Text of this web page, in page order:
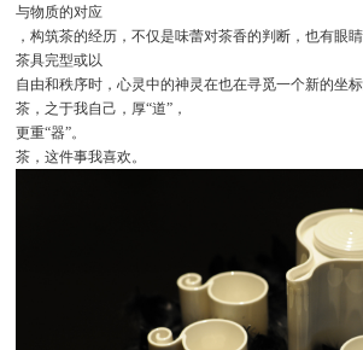
与物质的对应
，构筑茶的经历，不仅是味蕾对茶香的判断，也有眼
茶具完型或以
自由和秩序时，心灵中的神灵在也在寻觅一个新的坐标
茶，之于我自己，厚“道”，
更重“器”。
茶，这件事我喜欢。